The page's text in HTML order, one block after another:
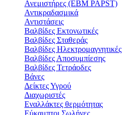
Ανεμιστήρες (ΕΒΜ PAPST)
Αντικραδασμικά
Αντιστάσεις
Βαλβίδες Εκτονωτικές
Βαλβίδες Σταθεράς
Βαλβίδες Ηλεκτρομαγνητικές
Βαλβίδες Αποσυμπίεσης
Βαλβίδες Τετράοδες
Βάνες
Δείκτες Υγρού
Διαχωριστές
Εναλλάκτες θερμότητας